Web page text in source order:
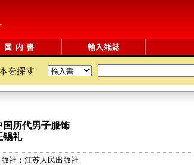
国历代男子服饰
锡礼
社：江苏人民出版社